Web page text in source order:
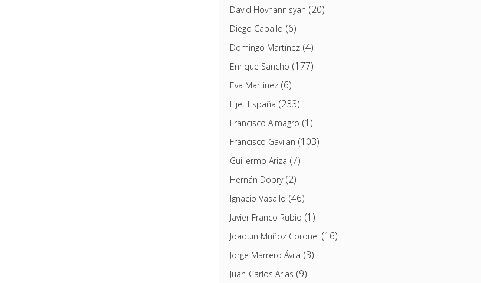
David Hovhannisyan (20)
Diego Caballo (6)
Domingo Martínez(4)
Enrique Sancho (177)
Eva Martinez(6)
Fijet España (233)
Francisco Almagro (1)
Francisco Gavilan (103)
Guillermo Ariza (7)
Hernán Dobry(2)
Ignacio Vasallo (46)
Javier Franco Rubio (1)
Joaquin Muñoz Coronel (16)
Jorge Marrero Ávila (3)
Juan-Carlos Arias (9)